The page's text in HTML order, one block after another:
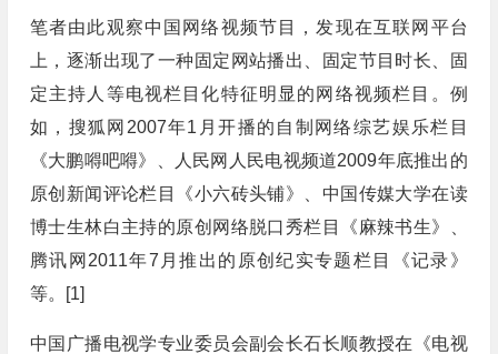
笔者由此观察中国网络视频节目，发现在互联网平台
上，逐渐出现了一种固定网站播出、固定节目时长、固
定主持人等电视栏目化特征明显的网络视频栏目。例
如，搜狐网2007年1月开播的自制网络综艺娱乐栏目
《大鹏嘚吧嘚》、人民网人民电视频道2009年底推出的
原创新闻评论栏目《小六砖头铺》、中国传媒大学在读
博士生林白主持的原创网络脱口秀栏目《麻辣书生》、
腾讯网2011年7月推出的原创纪实专题栏目《记录》
等。[1]
中国广播电视学专业委员会副会长石长顺教授在《电视